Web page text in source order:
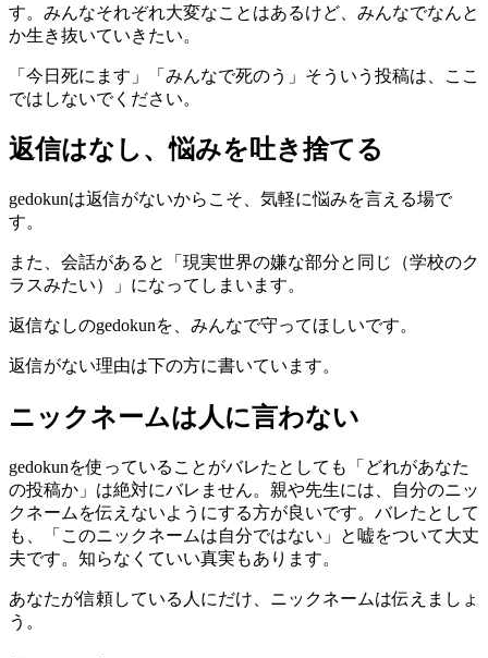
す。みんなそれぞれ大変なことはあるけど、みんなでなんと
か生き抜いていきたい。
「今日死にます」「みんなで死のう」そういう投稿は、ここ
ではしないでください。
返信はなし、悩みを吐き捨てる
gedokunは返信がないからこそ、気軽に悩みを言える場で
す。
また、会話があると「現実世界の嫌な部分と同じ（学校のク
ラスみたい）」になってしまいます。
返信なしのgedokunを、みんなで守ってほしいです。
返信がない理由は下の方に書いています。
ニックネームは人に言わない
gedokunを使っていることがバレたとしても「どれがあなた
の投稿か」は絶対にバレません。親や先生には、自分のニッ
クネームを伝えないようにする方が良いです。バレたとして
も、「このニックネームは自分ではない」と嘘をついて大丈
夫です。知らなくていい真実もあります。
あなたが信頼している人にだけ、ニックネームは伝えましょ
う。